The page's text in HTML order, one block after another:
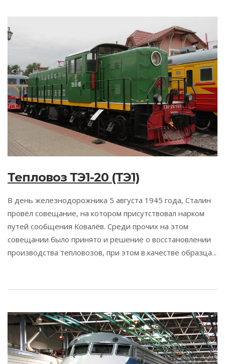
Тепловоз ТЭ1-20 (ТЭ1)
В день железнодорожника 5 августа 1945 года, Сталин
провёл совещание, на котором присутствовал нарком
путей сообщения Ковалёв. Среди прочих на этом
совещании было принято и решение о восстановлении
производства тепловозов, при этом в качестве образца...